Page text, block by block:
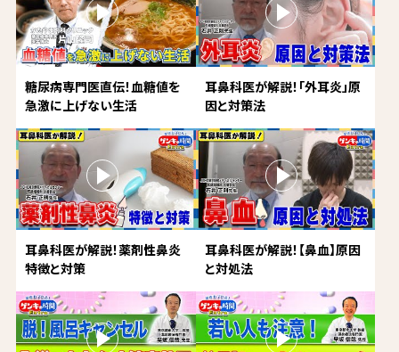
糖尿病専門医直伝！血糖値を
急激に上げない生活
耳鼻科医が解説！「外耳炎」原
因と対策法
耳鼻科医が解説！薬剤性鼻炎
特徴と対策
耳鼻科医が解説！【鼻血】原因
と対処法